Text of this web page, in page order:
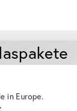
in Europe.